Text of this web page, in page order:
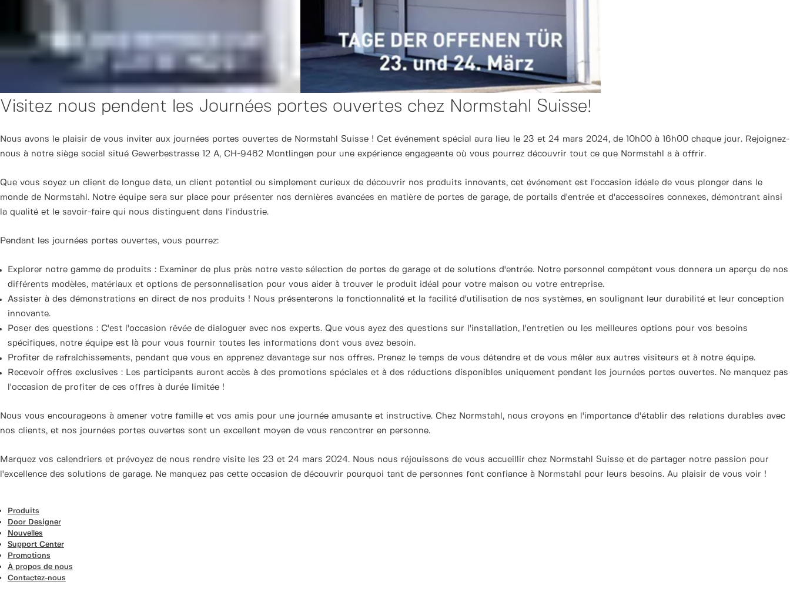
Visitez nous pendent les Journées portes ouvertes chez Normstahl Suisse!
Nous avons le plaisir de vous inviter aux journées portes ouvertes de Normstahl Suisse ! Cet événement spécial aura lieu le 23 et 24 mars 2024, de 10h00 à 16h00 chaque jour. Rejoignez-
nous à notre siège social situé Gewerbestrasse 12 A, CH-9462 Montlingen pour une expérience engageante où vous pourrez découvrir tout ce que Normstahl a à offrir.
Que vous soyez un client de longue date, un client potentiel ou simplement curieux de découvrir nos produits innovants, cet événement est l'occasion idéale de vous plonger dans le
monde de Normstahl. Notre équipe sera sur place pour présenter nos dernières avancées en matière de portes de garage, de portails d'entrée et d'accessoires connexes, démontrant ainsi
la qualité et le savoir-faire qui nous distinguent dans l'industrie.
Pendant les journées portes ouvertes, vous pourrez:
Explorer notre gamme de produits : Examiner de plus près notre vaste sélection de portes de garage et de solutions d'entrée. Notre personnel compétent vous donnera un aperçu de nos
différents modèles, matériaux et options de personnalisation pour vous aider à trouver le produit idéal pour votre maison ou votre entreprise.
Assister à des démonstrations en direct de nos produits ! Nous présenterons la fonctionnalité et la facilité d'utilisation de nos systèmes, en soulignant leur durabilité et leur conception
innovante.
Poser des questions : C'est l'occasion rêvée de dialoguer avec nos experts. Que vous ayez des questions sur l'installation, l'entretien ou les meilleures options pour vos besoins
spécifiques, notre équipe est là pour vous fournir toutes les informations dont vous avez besoin.
Profiter de rafraîchissements, pendant que vous en apprenez davantage sur nos offres. Prenez le temps de vous détendre et de vous mêler aux autres visiteurs et à notre équipe.
Recevoir offres exclusives : Les participants auront accès à des promotions spéciales et à des réductions disponibles uniquement pendant les journées portes ouvertes. Ne manquez pas
l'occasion de profiter de ces offres à durée limitée !
Nous vous encourageons à amener votre famille et vos amis pour une journée amusante et instructive. Chez Normstahl, nous croyons en l'importance d'établir des relations durables avec
nos clients, et nos journées portes ouvertes sont un excellent moyen de vous rencontrer en personne.
Marquez vos calendriers et prévoyez de nous rendre visite les 23 et 24 mars 2024. Nous nous réjouissons de vous accueillir chez Normstahl Suisse et de partager notre passion pour
l'excellence des solutions de garage. Ne manquez pas cette occasion de découvrir pourquoi tant de personnes font confiance à Normstahl pour leurs besoins. Au plaisir de vous voir !
Produits
Door Designer
Nouvelles
Support Center
Promotions
À propos de nous
Contactez-nous